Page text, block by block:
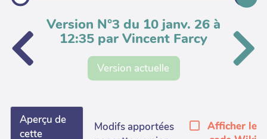
Version N°3 du 10 janv. 26 à
12:35 par Vincent Farcy
Version actuelle
Aperçu de
cette
Modifs apportées
Afficher le